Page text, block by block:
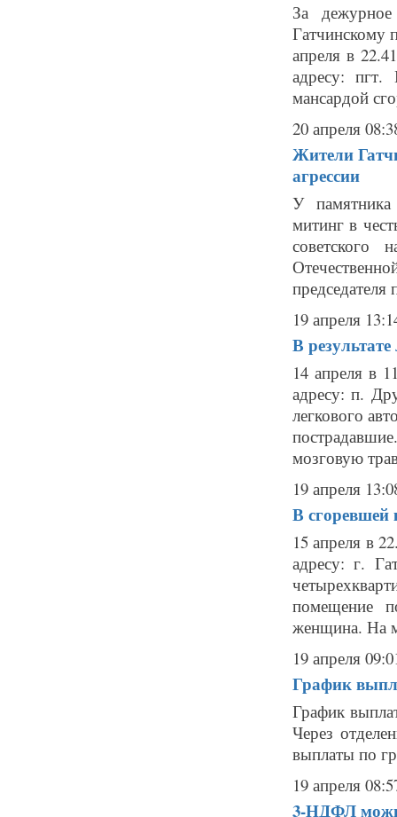
За
Гатчинскому
апреля в
адресу:
мансардой
20 апреля
Жители
агрессии
У памятника
митинг в
председателя
19 апреля
В
14 апреля в
адресу: п.
легкового
мозговую
19 апреля
В
15 апреля в
адресу: г.
помещение
женщина. На
19 апреля
График
График
Через
выплаты по
19 апреля
3-НДФЛ